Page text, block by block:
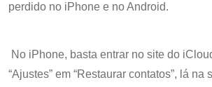
perdido no iPhone e no Android.
No iPhone, basta entrar no site do
“Ajustes” em “Restaurar contatos”, lá na